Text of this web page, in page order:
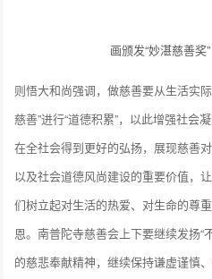
画颁发“妙湛慈善奖
则悟大和尚强调，做慈善要从生活实
慈善”进行“道德积累”，以此增强社会
在全社会得到更好的弘扬，展现慈善
以及社会道德风尚建设的重要价值，
们树立起对生活的热爱、对生命的尊
恩。南普陀寺慈善会上下要继续发扬“
的慈悲奉献精神，继续保持谦虚谨慎